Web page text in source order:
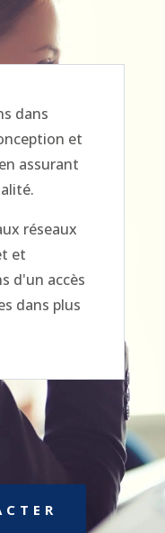
dans
et
assurant
réseaux
et
d'un accès
dans plus